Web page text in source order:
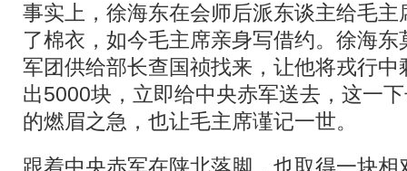
事实上，徐海东在会师后派东谈主给毛
了棉衣，如今毛主席亲身写借约。徐海
军团供给部长查国祯找来，让他将戎行
出5000块，立即给中央赤军送去，这一
的燃眉之急，也让毛主席谨记一世。